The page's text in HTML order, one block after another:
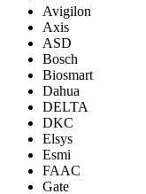
Avigilon
Axis
ASD
Bosch
Biosmart
Dahua
DELTA
DKC
Elsys
Esmi
FAAC
Gate